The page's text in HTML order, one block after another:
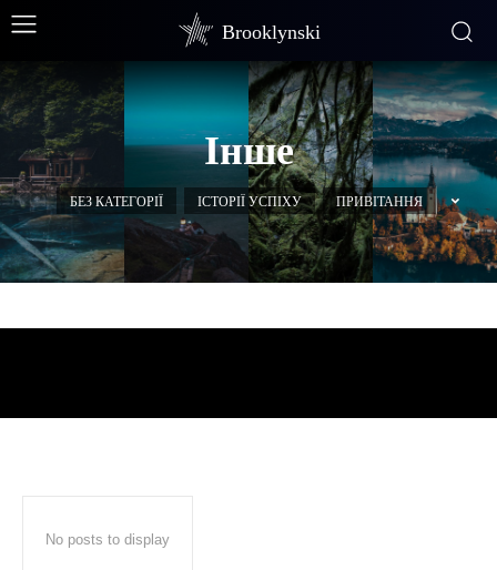
Brooklynski
Інше
БЕЗ КАТЕГОРІЇ ІСТОРІЇ УСПІХУ ПРИВІТАННЯ
No posts to display